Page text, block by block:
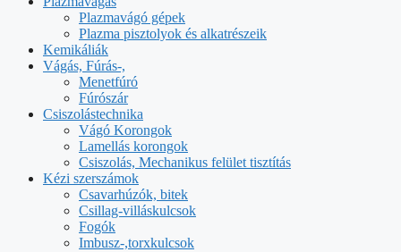
Plazmavágó gépek
Plazma pisztolyok és alkatrészeik
Kemikáliák
Vágás, Fúrás-,
Menetfúró
Fúrószár
Csiszolástechnika
Vágó Korongok
Lamellás korongok
Csiszolás, Mechanikus felület tisztítás
Kézi szerszámok
Csavarhúzók, bitek
Csillag-villáskulcsok
Fogók
Imbusz-,torxkulcsok